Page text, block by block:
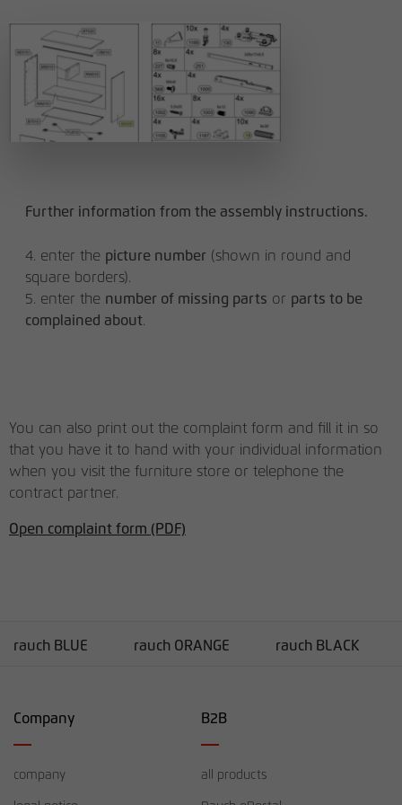
Further information from the assembly instructions.
4. enter the picture number (shown in round and
square borders).
5. enter the number of missing parts or parts to be
complained about.
You can also print out the complaint form and fill it in so
that you have it to hand with your individual information
when you visit the furniture store or telephone the
contract partner.
Open complaint form (PDF)
rauch BLUE rauch ORANGE rauch BLACK
Company
company
B2B
all products